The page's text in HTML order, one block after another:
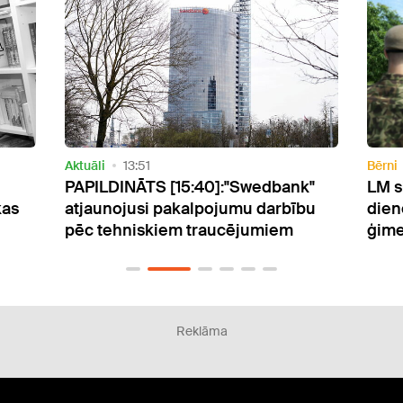
Bērni 14:23
LM skaidro, kā valsts aizsardzības
dienests ietekmē daudzbērnu
ģimeņu atbalstu
Reklāma